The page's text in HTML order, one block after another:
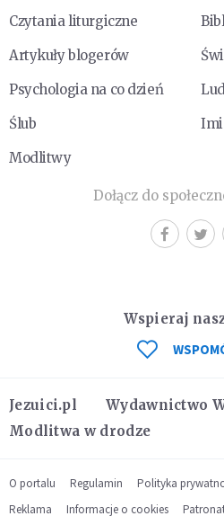
Czytania liturgiczne
Artykuły blogerów
Psychologia na co dzień
Ślub
Modlitwy
Dołącz do
Jezuici.pl Wydawnictwo
Modlitwa w drodze
Wspieraj
O portalu Regulamin Polityka
Reklama
Informacje o cookies